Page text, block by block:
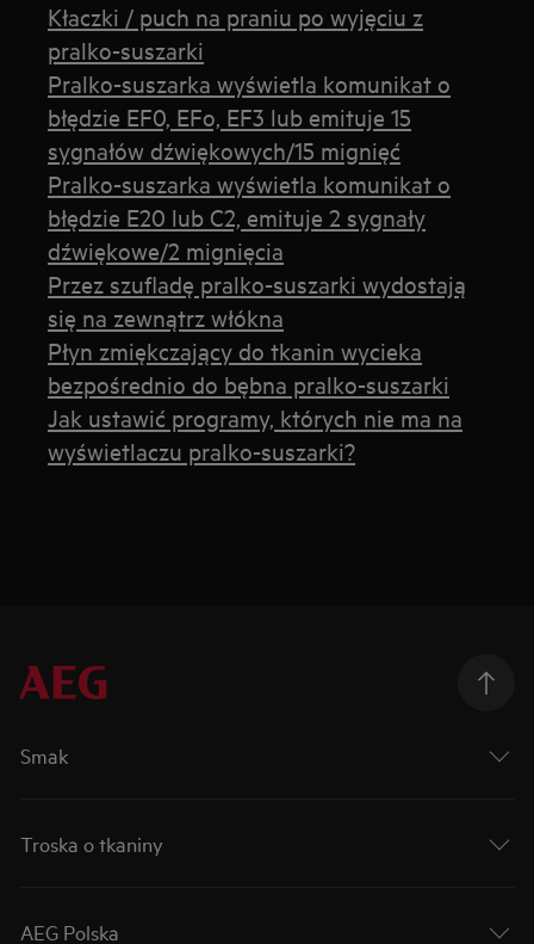
Kłaczki / puch na praniu po wyjęciu z
pralko-suszarki
Pralko-suszarka wyświetla komunikat o
błędzie EF0, EFo, EF3 lub emituje 15
sygnałów dźwiękowych/15 mignięć
Pralko-suszarka wyświetla komunikat o
błędzie E20 lub C2, emituje 2 sygnały
dźwiękowe/2 mignięcia
Przez szufladę pralko-suszarki wydostają
się na zewnątrz włókna
Płyn zmiękczający do tkanin wycieka
bezpośrednio do bębna pralko-suszarki
Jak ustawić programy, których nie ma na
wyświetlaczu pralko-suszarki?
Smak
Troska o tkaniny
AEG Polska